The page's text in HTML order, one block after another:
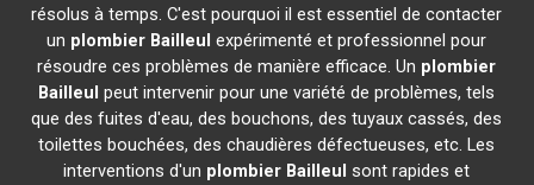
résolus à temps. C'est pourquoi il est essentiel de contacter
un plombier Bailleul expérimenté et professionnel pour
résoudre ces problèmes de manière efficace. Un plombier
Bailleul peut intervenir pour une variété de problèmes, tels
que des fuites d'eau, des bouchons, des tuyaux cassés, des
toilettes bouchées, des chaudières défectueuses, etc. Les
interventions d'un plombier Bailleul sont rapides et